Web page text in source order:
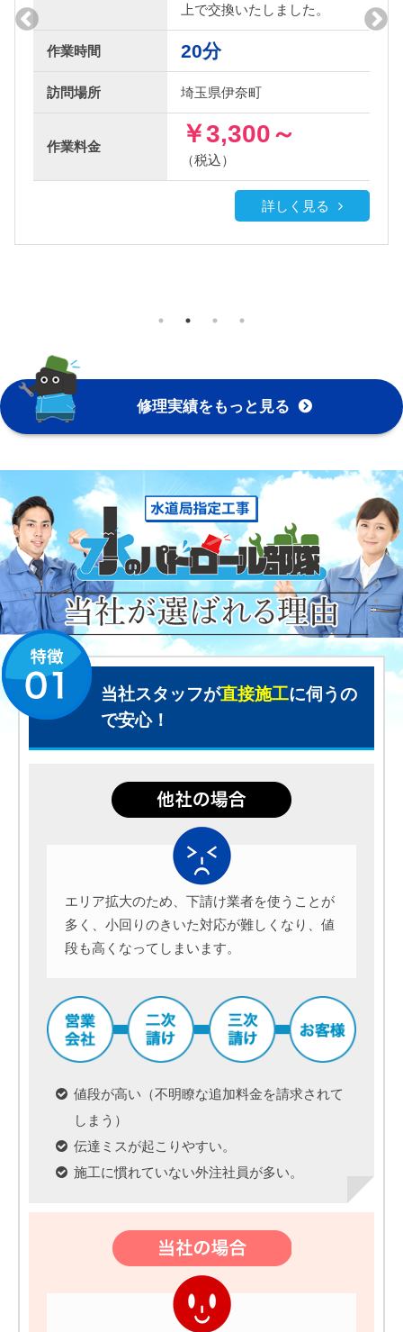
上で交換いたしました。
作業時間 20分
訪問場所 埼玉県伊奈町
作業料金 ￥3,300～
（税込）
詳しく見る
修理実績をもっと見る
当社スタッフが直接施工に伺うの
で安心！
エリア拡大のため、下請け業者を使うことが
多く、小回りのきいた対応が難しくなり、値
段も高くなってしまいます。
値段が高い（不明瞭な追加料金を請求されて
しまう）
伝達ミスが起こりやすい。
施工に慣れていない外注社員が多い。